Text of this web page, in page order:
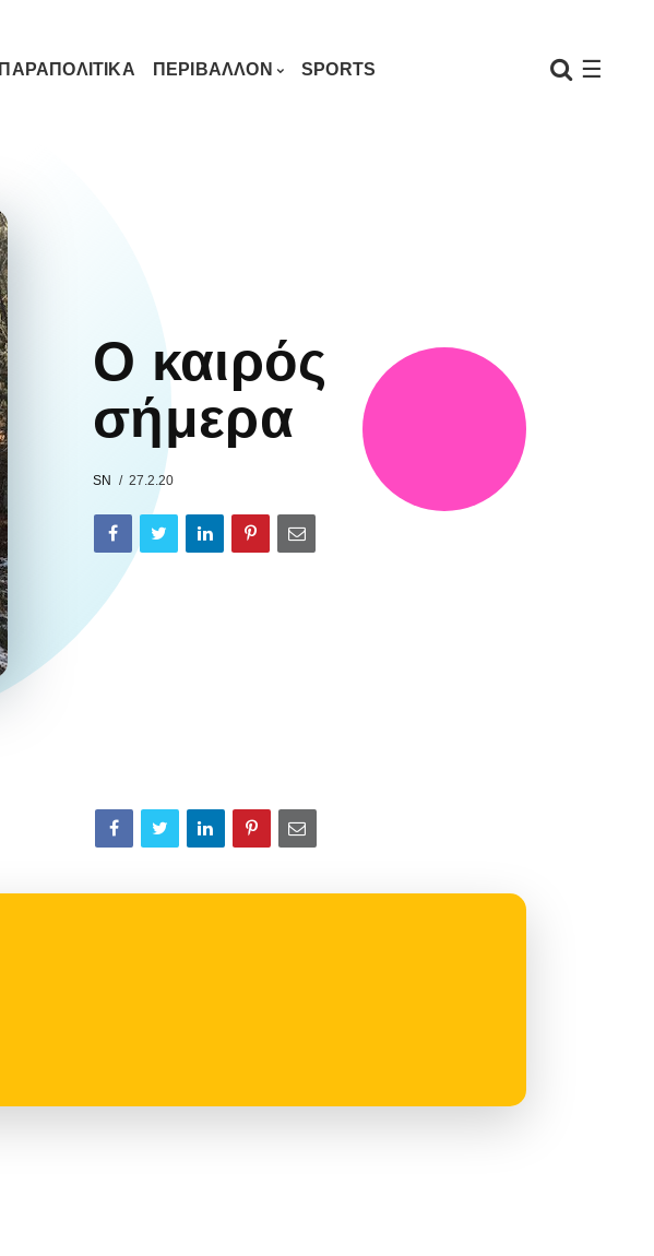
☰
ΠΑΡΑΠΟΛΙΤΙΚΑ ΠΕΡΙΒΑΛΛΟΝ SPORTS
Ο καιρός
σήμερα
SN 27.2.20